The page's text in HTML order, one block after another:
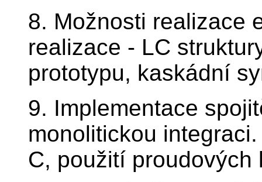
8. Možnosti realizace
realizace - LC
prototypu, kaskádní
9. Implementace
monolitickou
C, použití